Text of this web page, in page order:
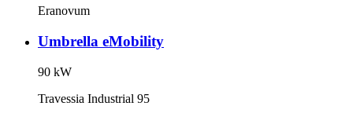
Eranovum
Umbrella eMobility
90 kW
Travessia Industrial 95